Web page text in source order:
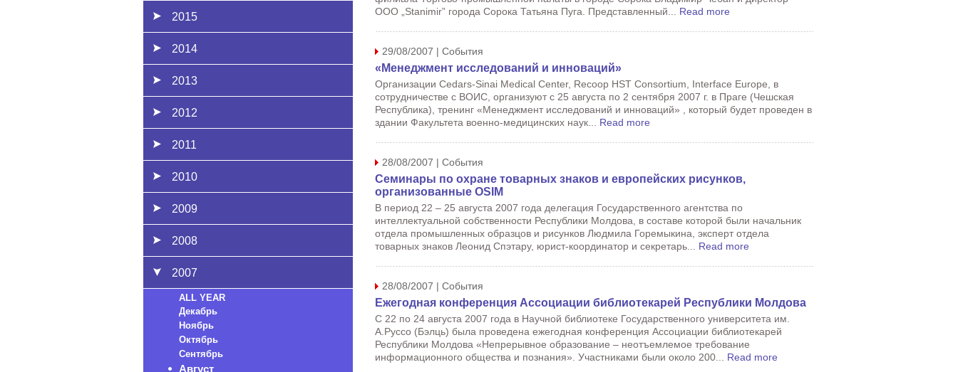
2015
2014
2013
2012
2011
2010
2009
2008
2007
ALL YEAR
Декабрь
Ноябрь
Октябрь
Сентябрь
Август
ООО „Stanimir” города Сорока Татьяна Пуга. Представленный... Read more
29/08/2007 | События
«Менеджмент исследований и инноваций»
Организации Cedars-Sinai Medical Center, Recoop HST Consortium, Interface Europe, в
сотрудничестве с ВОИС, организуют с 25 августа по 2 сентября 2007 г. в Праге (Чешская
Республика), тренинг «Менеджмент исследований и инноваций» , который будет проведен в
здании Факультета военно-медицинских наук... Read more
28/08/2007 | События
Семинары по охране товарных знаков и европейских рисунков,
организованные OSIM
В период 22 – 25 августа 2007 года делегация Государственного агентства по
интеллектуальной собственности Республики Молдова, в составе которой были начальник
отдела промышленных образцов и рисунков Людмила Горемыкина, эксперт отдела
товарных знаков Леонид Спэтару, юрист-координатор и секретарь... Read more
28/08/2007 | События
Ежегодная конференция Ассоциации библиотекарей Республики Молдова
С 22 по 24 августа 2007 года в Научной библиотеке Государственного университета им.
А.Руссо (Бэлць) была проведена ежегодная конференция Ассоциации библиотекарей
Республики Молдова «Непрерывное образование – неотъемлемое требование
информационного общества и познания». Участниками были около 200... Read more